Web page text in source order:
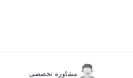
مشاوره تخصصی